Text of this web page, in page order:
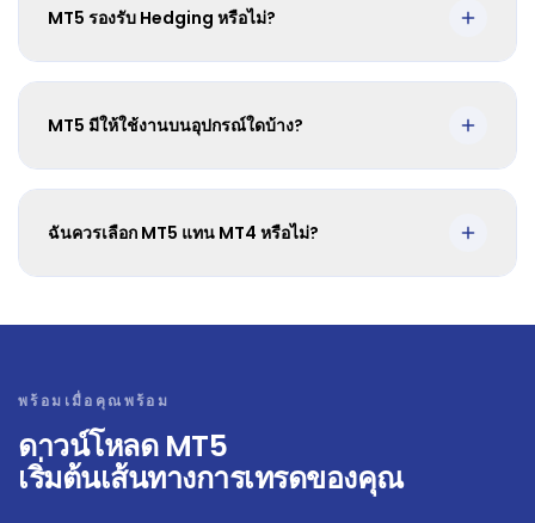
MT5 รองรับ Hedging หรือไม่?
MT5 มีให้ใช้งานบนอุปกรณ์ใดบ้าง?
ฉันควรเลือก MT5 แทน MT4 หรือไม่?
พร้อมเมื่อคุณพร้อม
ดาวน์โหลด MT5
เริ่มต้นเส้นทางการเทรดของคุณ